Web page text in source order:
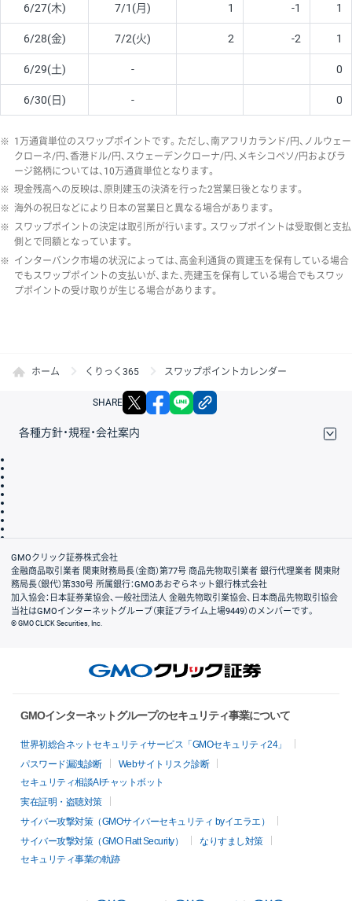
6/27(木) 7/1(月) 1 -1 1
6/28(金) 7/2(火) 2 -2 1
6/29(土) - 0
6/30(日) - 0
※ 1万通貨単位のスワップポイントです。ただし、南アフリカランド/円、ノルウェー
クローネ/円、香港ドル/円、スウェーデンクローナ/円、メキシコペソ/円およびラ
ージ銘柄については、10万通貨単位となります。
※ 現金残高への反映は、原則建玉の決済を行った2営業日後となります。
※ 海外の祝日などにより日本の営業日と異なる場合があります。
※ スワップポイントの決定は取引所が行います。スワップポイントは受取側と支払
側とで同額となっています。
※ インターバンク市場の状況によっては、高金利通貨の買建玉を保有している場合
でもスワップポイントの支払いが、また、売建玉を保有している場合でもスワッ
プポイントの受け取りが生じる場合があります。
ホーム くりっく365 スワップポイントカレンダー
SHARE X facebook
各種方針・規程・会社案内
会社案内
GMOクリック証券株式会社
金融商品取引業者 関東財務局長（金商）第77号 商品先物取引業者 銀行代理業者 関東財
務局長（銀代）第330号 所属銀行：GMOあおぞらネット銀行株式会社
加入協会：日本証券業協会、一般社団法人 金融先物取引業協会、日本商品先物取引協会
当社はGMOインターネットグループ（東証プライム上場9449）のメンバーです。
© GMO CLICK Securities, Inc.
GMOインターネットグループのセキュリティ事業について
世界初総合ネットセキュリティサービス「GMOセキュリティ24」
パスワード漏洩診断
Webサイトリスク診断
セキュリティ相談AIチャットボット
実在証明・盗聴対策
サイバー攻撃対策（GMOサイバーセキュリティ byイエラエ）
サイバー攻撃対策（GMO Flatt Security）
なりすまし対策
セキュリティ事業の軌跡